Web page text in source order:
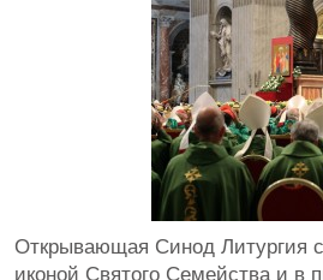
Открывающая Синод Литургия
иконой Святого Семейства и в